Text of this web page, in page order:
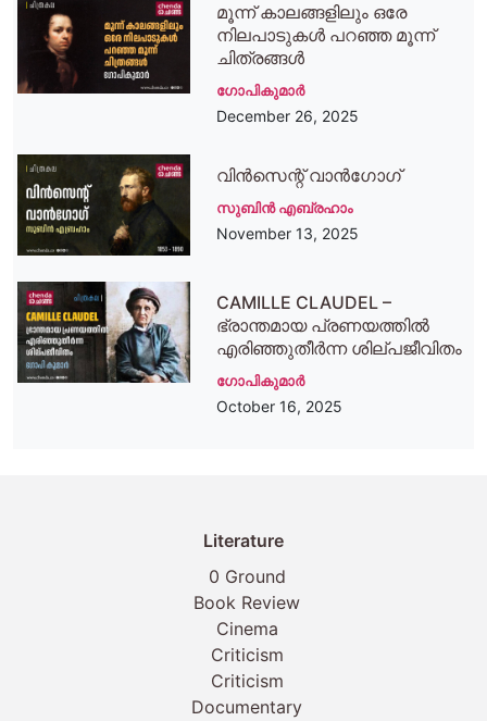
മൂന്ന് കാലങ്ങളിലും ഒരേ
നിലപാടുകൾ പറഞ്ഞ മൂന്ന്
ചിത്രങ്ങൾ
ഗോപികുമാര്‍
December 26, 2025
വിൻസെന്റ് വാൻഗോഗ്
സുബിന്‍ എബ്രഹാം
November 13, 2025
CAMILLE CLAUDEL –
ഭ്രാന്തമായ പ്രണയത്തില്‍
എരിഞ്ഞുതീര്‍ന്ന ശില്പജീവിതം
ഗോപികുമാര്‍
October 16, 2025
Literature
0 Ground
Book Review
Cinema
Criticism
Criticism
Documentary